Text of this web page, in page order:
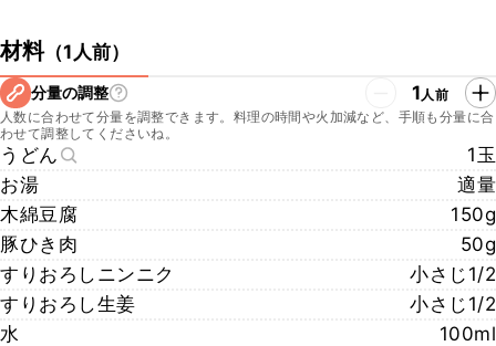
材料（1人前）
分量の調整 1人前
人数に合わせて分量を調整できます。料理の時間や火加減など、手順も分量に合
わせて調整してくださいね。
うどん
1玉
お湯
適量
木綿豆腐
150g
豚ひき肉
50g
すりおろしニンニク
小さじ1/2
すりおろし生姜
小さじ1/2
水
100ml